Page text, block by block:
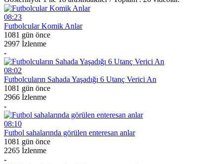
08:23
Futbolcular Komik Anlar
1081 gün önce
2997 İzlenme
-
08:02
Futbolcuların Sahada Yaşadığı 6 Utanç Verici An
1081 gün önce
2966 İzlenme
-
08:10
Futbol sahalarında görülen enteresan anlar
1081 gün önce
2265 İzlenme
-